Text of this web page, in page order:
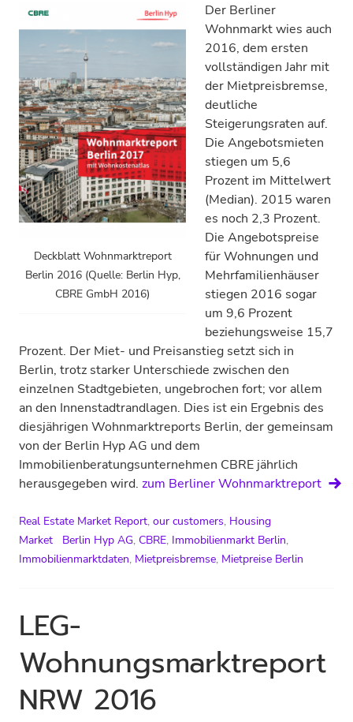
Deckblatt Wohnmarktreport
Berlin 2016 (Quelle: Berlin Hyp,
CBRE GmbH 2016)
Der Berliner
Wohnmarkt wies auch
2016, dem ersten
vollständigen Jahr mit
der Mietpreisbremse,
deutliche
Steigerungsraten auf.
Die Angebotsmieten
stiegen um 5,6
Prozent im Mittelwert
(Median). 2015 waren
es noch 2,3 Prozent.
Die Angebotspreise
für Wohnungen und
Mehrfamilienhäuser
stiegen 2016 sogar
um 9,6 Prozent
beziehungsweise 15,7
Prozent. Der Miet- und Preisanstieg setzt sich in
Berlin, trotz starker Unterschiede zwischen den
einzelnen Stadtgebieten, ungebrochen fort; vor allem
an den Innenstadtrandlagen. Dies ist ein Ergebnis des
diesjährigen Wohnmarktreports Berlin, der gemeinsam
von der Berlin Hyp AG und dem
Immobilienberatungsunternehmen CBRE jährlich
herausgegeben wird. zum Berliner Wohnmarktreport
Real Estate Market Report, our customers, Housing
Market
Berlin Hyp AG, CBRE, Immobilienmarkt Berlin,
Immobilienmarktdaten, Mietpreisbremse, Mietpreise Berlin
LEG-
Wohnungsmarktreport
NRW 2016